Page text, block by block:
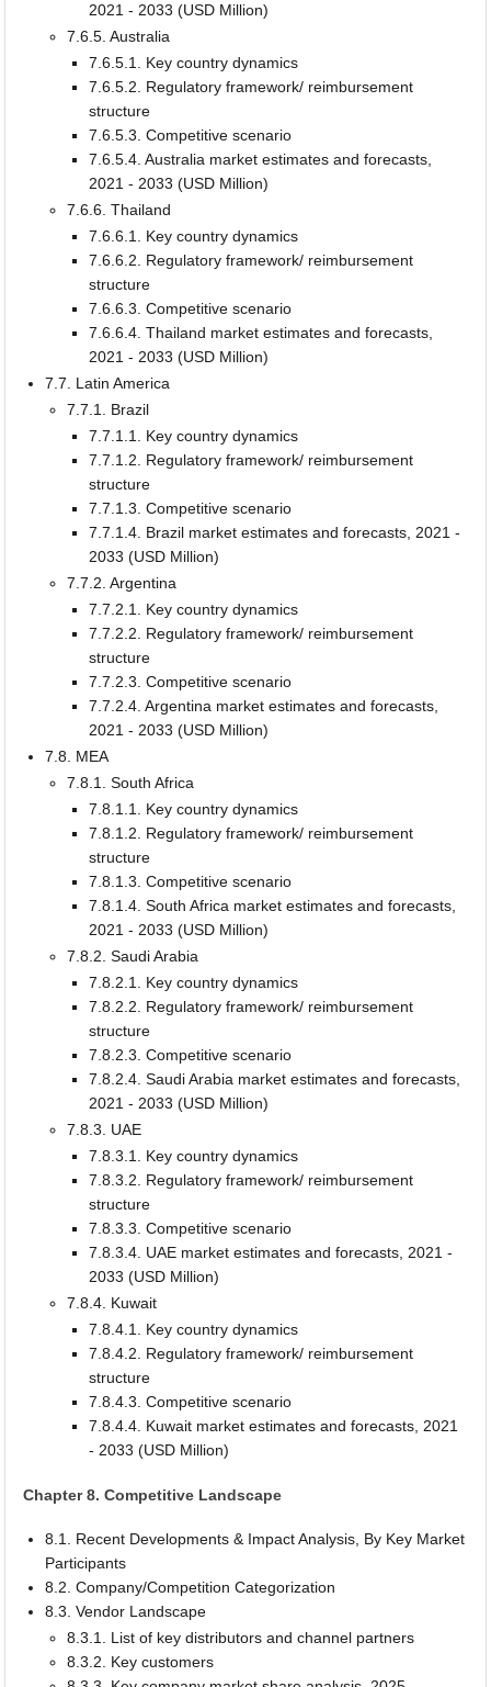
2021 - 2033 (USD Million)
7.6.5. Australia
7.6.5.1. Key country dynamics
7.6.5.2. Regulatory framework/ reimbursement
structure
7.6.5.3. Competitive scenario
7.6.5.4. Australia market estimates and forecasts,
2021 - 2033 (USD Million)
7.6.6. Thailand
7.6.6.1. Key country dynamics
7.6.6.2. Regulatory framework/ reimbursement
structure
7.6.6.3. Competitive scenario
7.6.6.4. Thailand market estimates and forecasts,
2021 - 2033 (USD Million)
7.7. Latin America
7.7.1. Brazil
7.7.1.1. Key country dynamics
7.7.1.2. Regulatory framework/ reimbursement
structure
7.7.1.3. Competitive scenario
7.7.1.4. Brazil market estimates and forecasts, 2021 -
2033 (USD Million)
7.7.2. Argentina
7.7.2.1. Key country dynamics
7.7.2.2. Regulatory framework/ reimbursement
structure
7.7.2.3. Competitive scenario
7.7.2.4. Argentina market estimates and forecasts,
2021 - 2033 (USD Million)
7.8. MEA
7.8.1. South Africa
7.8.1.1. Key country dynamics
7.8.1.2. Regulatory framework/ reimbursement
structure
7.8.1.3. Competitive scenario
7.8.1.4. South Africa market estimates and forecasts,
2021 - 2033 (USD Million)
7.8.2. Saudi Arabia
7.8.2.1. Key country dynamics
7.8.2.2. Regulatory framework/ reimbursement
structure
7.8.2.3. Competitive scenario
7.8.2.4. Saudi Arabia market estimates and forecasts,
2021 - 2033 (USD Million)
7.8.3. UAE
7.8.3.1. Key country dynamics
7.8.3.2. Regulatory framework/ reimbursement
structure
7.8.3.3. Competitive scenario
7.8.3.4. UAE market estimates and forecasts, 2021 -
2033 (USD Million)
7.8.4. Kuwait
7.8.4.1. Key country dynamics
7.8.4.2. Regulatory framework/ reimbursement
structure
7.8.4.3. Competitive scenario
7.8.4.4. Kuwait market estimates and forecasts, 2021
- 2033 (USD Million)
Chapter 8. Competitive Landscape
8.1. Recent Developments & Impact Analysis, By Key Market
Participants
8.2. Company/Competition Categorization
8.3. Vendor Landscape
8.3.1. List of key distributors and channel partners
8.3.2. Key customers